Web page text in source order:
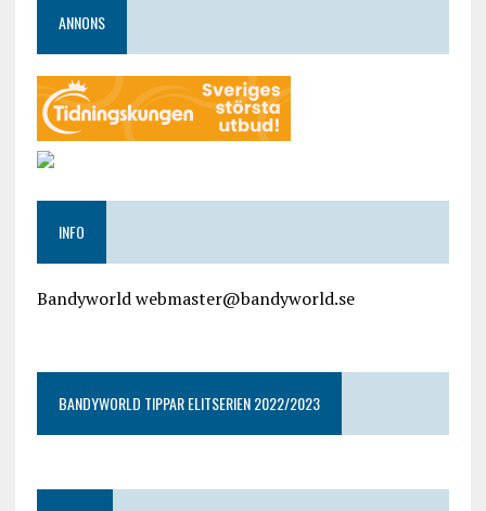
ANNONS
INFO
Bandyworld webmaster@bandyworld.se
BANDYWORLD TIPPAR ELITSERIEN 2022/2023